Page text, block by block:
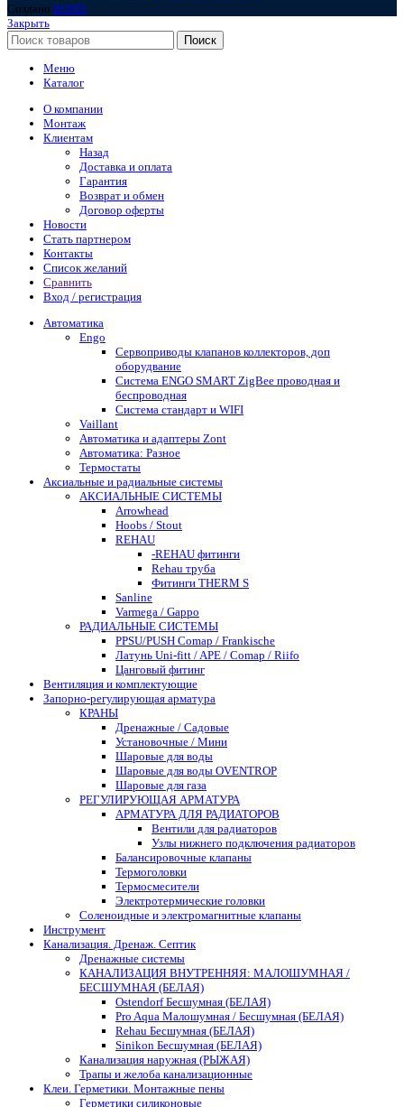
Создано BOND
Закрыть
Поиск
Меню
Каталог
О компании
Монтаж
Клиентам
Назад
Доставка и оплата
Гарантия
Возврат и обмен
Договор оферты
Новости
Стать партнером
Контакты
Список желаний
Сравнить
Вход / регистрация
Автоматика
Engo
Сервоприводы клапанов коллекторов, доп
оборудвание
Система ENGO SMART ZigBee проводная и
беспроводная
Система стандарт и WIFI
Vaillant
Автоматика и адаптеры Zont
Автоматика: Разное
Термостаты
Аксиальные и радиальные системы
АКСИАЛЬНЫЕ СИСТЕМЫ
Arrowhead
Hoobs / Stout
REHAU
-REHAU фитинги
Rehau труба
Фитинги THERM S
Sanline
Varmega / Gappo
РАДИАЛЬНЫЕ СИСТЕМЫ
PPSU/PUSH Comap / Frankische
Латунь Uni-fitt / APE / Comap / Riifo
Цанговый фитинг
Вентиляция и комплектующие
Запорно-регулирующая арматура
КРАНЫ
Дренажные / Садовые
Установочные / Мини
Шаровые для воды
Шаровые для воды OVENTROP
Шаровые для газа
РЕГУЛИРУЮЩАЯ АРМАТУРА
АРМАТУРА ДЛЯ РАДИАТОРОВ
Вентили для радиаторов
Узлы нижнего подключения радиаторов
Балансировочные клапаны
Термоголовки
Термосмесители
Электротермические головки
Соленоидные и электромагнитные клапаны
Инструмент
Канализация. Дренаж. Септик
Дренажные системы
КАНАЛИЗАЦИЯ ВНУТРЕННЯЯ: МАЛОШУМНАЯ /
БЕСШУМНАЯ (БЕЛАЯ)
Ostendorf Бесшумная (БЕЛАЯ)
Pro Aqua Малошумная / Бесшумная (БЕЛАЯ)
Rehau Бесшумная (БЕЛАЯ)
Sinikon Бесшумная (БЕЛАЯ)
Канализация наружная (РЫЖАЯ)
Трапы и желоба канализационные
Клеи. Герметики. Монтажные пены
Герметики силиконовые